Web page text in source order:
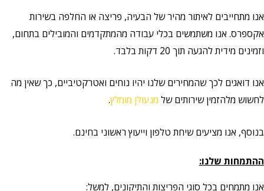
אנו מתחייבים לאיתור מהיר של הבעיה, פריצה או החלפה בשירות
אקספרס. אנו משתמשים בכלי עבודה מהמתקדמים והמובילים בתחום,
וזמינים מידית להגעה תוך 20 דקות בלבד.
אנו דואגים לכך שהמחירים שלנו יהיו נוחים ואטרקטיביים, כך שאין מה
לחשוש מלהזמין שירותים של מנעולן מומלץ.
בנוסף, אנו מציעים שיחת טלפון וייעוץ ראשוני בחינם.
ההתמחות שלנו:
אנו מתמחים בכל סוגי הפריצות והתיקונים, למשל: